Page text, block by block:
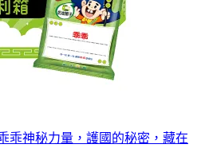
乖神秘力量，護國的秘密，藏在